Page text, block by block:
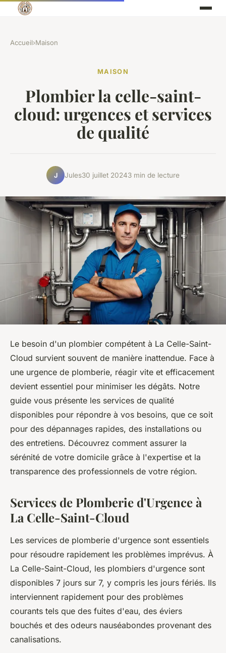
Accueil›Maison
MAISON
Plombier la celle-saint-
cloud: urgences et services
de qualité
J Jules30 juillet 20243 min de lecture
Le besoin d'un plombier compétent à La Celle-Saint-
Cloud survient souvent de manière inattendue. Face à
une urgence de plomberie, réagir vite et efficacement
devient essentiel pour minimiser les dégâts. Notre
guide vous présente les services de qualité
disponibles pour répondre à vos besoins, que ce soit
pour des dépannages rapides, des installations ou
des entretiens. Découvrez comment assurer la
sérénité de votre domicile grâce à l'expertise et la
transparence des professionnels de votre région.
Services de Plomberie d'Urgence à
La Celle-Saint-Cloud
Les services de plomberie d'urgence sont essentiels
pour résoudre rapidement les problèmes imprévus. À
La Celle-Saint-Cloud, les plombiers d'urgence sont
disponibles 7 jours sur 7, y compris les jours fériés. Ils
interviennent rapidement pour des problèmes
courants tels que des fuites d'eau, des éviers
bouchés et des odeurs nauséabondes provenant des
canalisations.